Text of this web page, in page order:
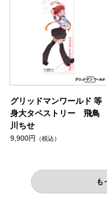
グリッドマンワールド 等
身大タペストリー 飛鳥
川ちせ
9,900円 （税込）
も